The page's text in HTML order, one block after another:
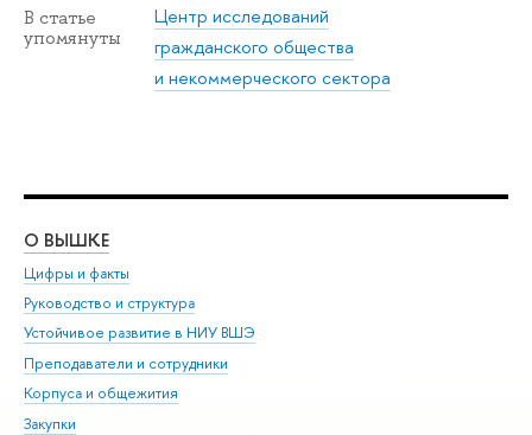
В статье
упомянуты
Центр исследований
гражданского общества
и некоммерческого сектора
О ВЫШКЕ
Цифры и факты
Руководство и структура
Устойчивое развитие в НИУ ВШЭ
Преподаватели и сотрудники
Корпуса и общежития
Закупки